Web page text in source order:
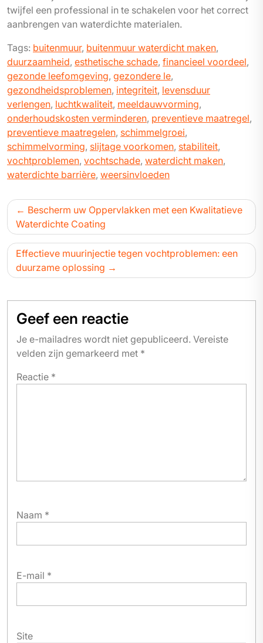
twijfel een professional in te schakelen voor het correct
aanbrengen van waterdichte materialen.
Tags: buitenmuur, buitenmuur waterdicht maken,
duurzaamheid, esthetische schade, financieel voordeel,
gezonde leefomgeving, gezondere le,
gezondheidsproblemen, integriteit, levensduur
verlengen, luchtkwaliteit, meeldauwvorming,
onderhoudskosten verminderen, preventieve maatregel,
preventieve maatregelen, schimmelgroei,
schimmelvorming, slijtage voorkomen, stabiliteit,
vochtproblemen, vochtschade, waterdicht maken,
waterdichte barrière, weersinvloeden
Bericht
navigatie
Bescherm uw Oppervlakken met een Kwalitatieve
Waterdichte Coating
Effectieve muurinjectie tegen vochtproblemen: een
duurzame oplossing
Geef een reactie
Je e-mailadres wordt niet gepubliceerd. Vereiste
velden zijn gemarkeerd met *
Reactie *
Naam *
E-mail *
Site